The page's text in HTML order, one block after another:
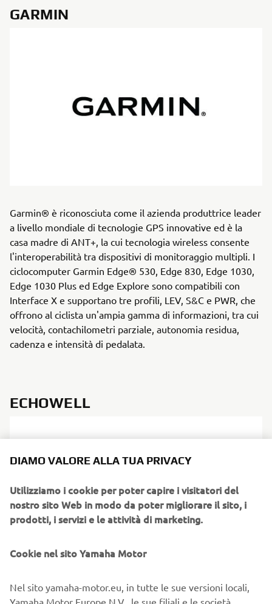
GARMIN
Garmin® è riconosciuta come il azienda produttrice leader
a livello mondiale di tecnologie GPS innovative ed è la
casa madre di ANT+, la cui tecnologia wireless consente
l'interoperabilità tra dispositivi di monitoraggio multipli. I
ciclocomputer Garmin Edge® 530, Edge 830, Edge 1030,
Edge 1030 Plus ed Edge Explore sono compatibili con
Interface X e supportano tre profili, LEV, S&C e PWR, che
offrono al ciclista un'ampia gamma di informazioni, tra cui
velocità, contachilometri parziale, autonomia residua,
cadenza e intensità di pedalata.
ECHOWELL
In coppia con Interface X, il ciclocomputer per e-Bike
DIAMO VALORE ALLA TUA PRIVACY
Utilizziamo i cookie per poter capire i visitatori del
nostro sito Web in modo da poter migliorare il sito, i
prodotti, i servizi e le attività di marketing.
Cookie nel sito Yamaha Motor
Nel sito yamaha-motor.eu, in tutte le sue versioni locali,
Yamaha Motor Europe N.V., le sue filiali e le società